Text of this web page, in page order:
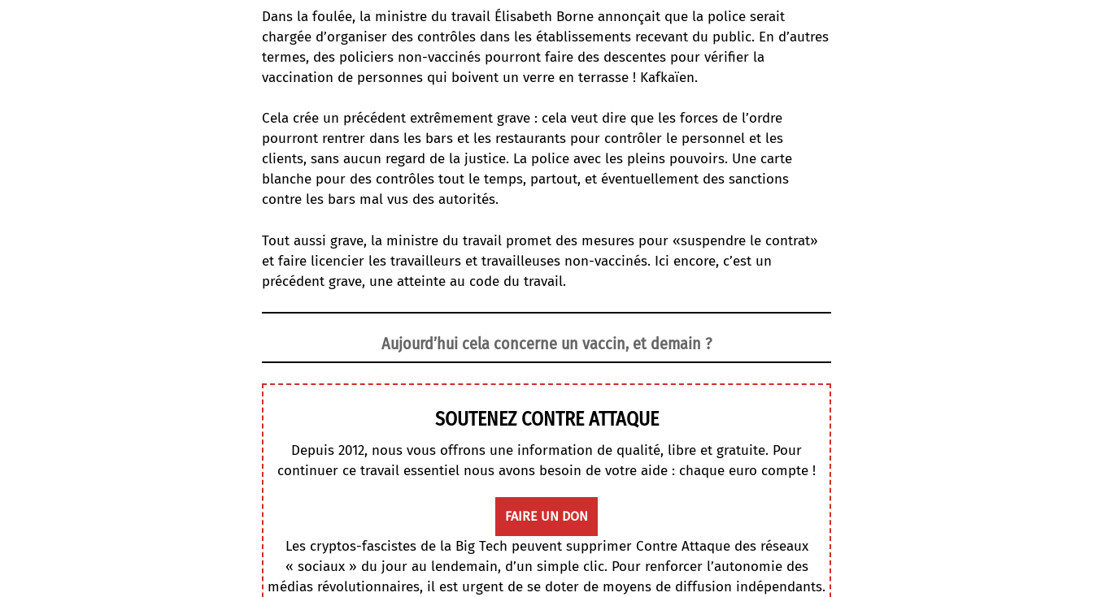
Dans la foulée, la ministre du travail Élisabeth Borne annonçait que la police serait
chargée d’organiser des contrôles dans les établissements recevant du public. En d’autres
termes, des policiers non-vaccinés pourront faire des descentes pour vérifier la
vaccination de personnes qui boivent un verre en terrasse ! Kafkaïen.
Cela crée un précédent extrêmement grave : cela veut dire que les forces de l’ordre
pourront rentrer dans les bars et les restaurants pour contrôler le personnel et les
clients, sans aucun regard de la justice. La police avec les pleins pouvoirs. Une carte
blanche pour des contrôles tout le temps, partout, et éventuellement des sanctions
contre les bars mal vus des autorités.
Tout aussi grave, la ministre du travail promet des mesures pour «suspendre le contrat»
et faire licencier les travailleurs et travailleuses non-vaccinés. Ici encore, c’est un
précédent grave, une atteinte au code du travail.
Aujourd’hui cela concerne un vaccin, et demain ?
SOUTENEZ CONTRE ATTAQUE
Depuis 2012, nous vous offrons une information de qualité, libre et gratuite. Pour
continuer ce travail essentiel nous avons besoin de votre aide : chaque euro compte !
FAIRE UN DON
Les cryptos-fascistes de la Big Tech peuvent supprimer Contre Attaque des réseaux
« sociaux » du jour au lendemain, d’un simple clic. Pour renforcer l’autonomie des
médias révolutionnaires, il est urgent de se doter de moyens de diffusion indépendants.